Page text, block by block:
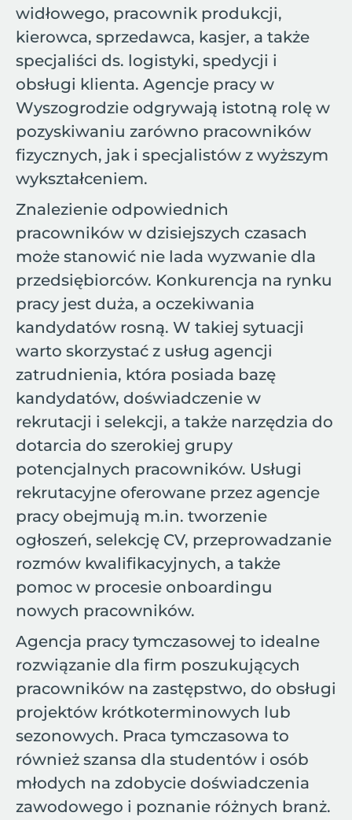
widłowego, pracownik produkcji,
kierowca, sprzedawca, kasjer, a także
specjaliści ds. logistyki, spedycji i
obsługi klienta. Agencje pracy w
Wyszogrodzie odgrywają istotną rolę w
pozyskiwaniu zarówno pracowników
fizycznych, jak i specjalistów z wyższym
wykształceniem.
Znalezienie odpowiednich
pracowników w dzisiejszych czasach
może stanowić nie lada wyzwanie dla
przedsiębiorców. Konkurencja na rynku
pracy jest duża, a oczekiwania
kandydatów rosną. W takiej sytuacji
warto skorzystać z usług agencji
zatrudnienia, która posiada bazę
kandydatów, doświadczenie w
rekrutacji i selekcji, a także narzędzia do
dotarcia do szerokiej grupy
potencjalnych pracowników. Usługi
rekrutacyjne oferowane przez agencje
pracy obejmują m.in. tworzenie
ogłoszeń, selekcję CV, przeprowadzanie
rozmów kwalifikacyjnych, a także
pomoc w procesie onboardingu
nowych pracowników.
Agencja pracy tymczasowej to idealne
rozwiązanie dla firm poszukujących
pracowników na zastępstwo, do obsługi
projektów krótkoterminowych lub
sezonowych. Praca tymczasowa to
również szansa dla studentów i osób
młodych na zdobycie doświadczenia
zawodowego i poznanie różnych branż.